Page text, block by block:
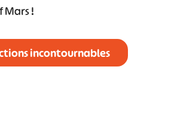
Mars !
incontournables